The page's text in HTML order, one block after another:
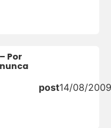
Por
post14/08/